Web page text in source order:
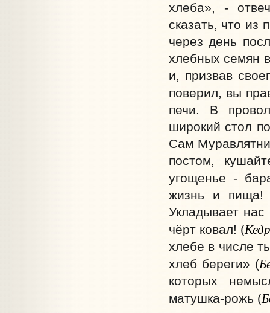
хлеба», -
сказать, что из
через день
хлебных семян
и, призвав
поверил, вы
печи. В
широкий стол
Сам
постом,
угощенье -
жизнь и пища!
Укладывает
чёрт ковал! (
хлебе в числе
хлеб береги» (
которых
матушка-рожь (